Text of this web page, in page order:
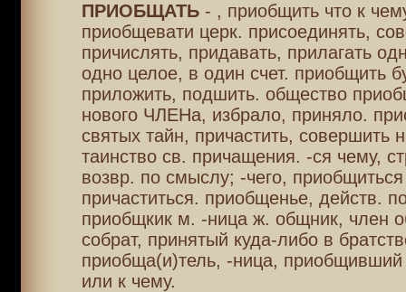
ПРИОБЩАТЬ- , приобщить что к
приобщевати церк. присоединять,
причислять, придавать, прилагать
одно целое, в один счет. приобщить
приложить, подшить. общество
нового ЧЛЕНа, избрало, приняло.
святых тайн, причастить, совершить
таинство св. причащения. -ся чему,
возвр. по смыслу; -чего,
причаститься. приобщенье, действ. по
приобщкик м. -ница ж. общник, член
собрат, принятый куда-либо в
приобща(и)тель, -ница, приобщивший
или к чему.